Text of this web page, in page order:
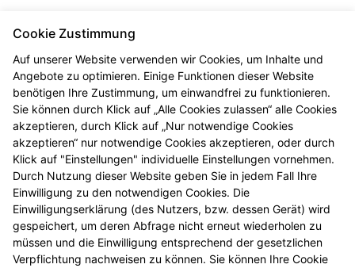
Seitenübersicht Kontakt
Impressum
Datenschutz
Barrierefreiheit
© 2026 Markt Apotheke
Cookie Zustimmung
Auf unserer Website verwenden wir Cookies, um Inhalte und
Angebote zu optimieren. Einige Funktionen dieser Website
benötigen Ihre Zustimmung, um einwandfrei zu funktionieren.
Sie können durch Klick auf „Alle Cookies zulassen“ alle Cookies
akzeptieren, durch Klick auf „Nur notwendige Cookies
akzeptieren“ nur notwendige Cookies akzeptieren, oder durch
Klick auf "Einstellungen" individuelle Einstellungen vornehmen.
Durch Nutzung dieser Website geben Sie in jedem Fall Ihre
Einwilligung zu den notwendigen Cookies. Die
Einwilligungserklärung (des Nutzers, bzw. dessen Gerät) wird
gespeichert, um deren Abfrage nicht erneut wiederholen zu
müssen und die Einwilligung entsprechend der gesetzlichen
Verpflichtung nachweisen zu können. Sie können Ihre Cookie